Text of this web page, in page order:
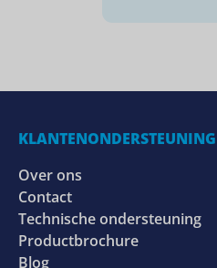
KLANTENONDERSTEUNING
Over ons
Contact
Technische ondersteuning
Productbrochure
Blog